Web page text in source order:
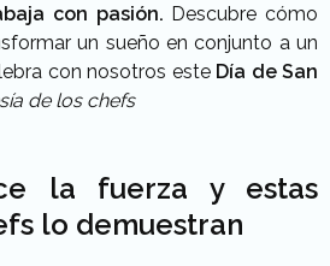
con pasión. Descubre cómo
un sueño en conjunto a un
con nosotros este Día de San
de los chefs
la fuerza y estas
lo demuestran